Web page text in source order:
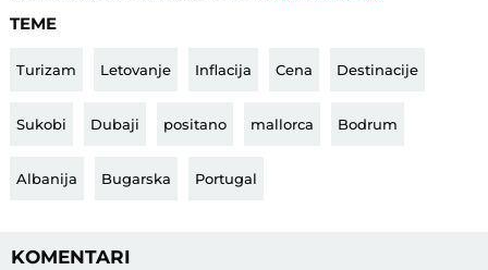
TEME
Turizam Letovanje Inflacija Cena Destinacije
Sukobi Dubaji positano mallorca Bodrum
Albanija Bugarska Portugal
KOMENTARI